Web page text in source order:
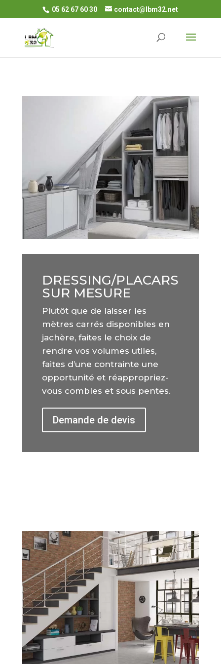
05 62 67 60 30 contact@lbm32.net
DRESSING/PLACARS
SUR MESURE
Plutôt que de laisser les
mètres carrés disponibles en
jachère, faites le choix de
rendre vos volumes utiles,
faites d’une contrainte une
opportunité et réappropriez-
vous combles et sous pentes.
Demande de devis